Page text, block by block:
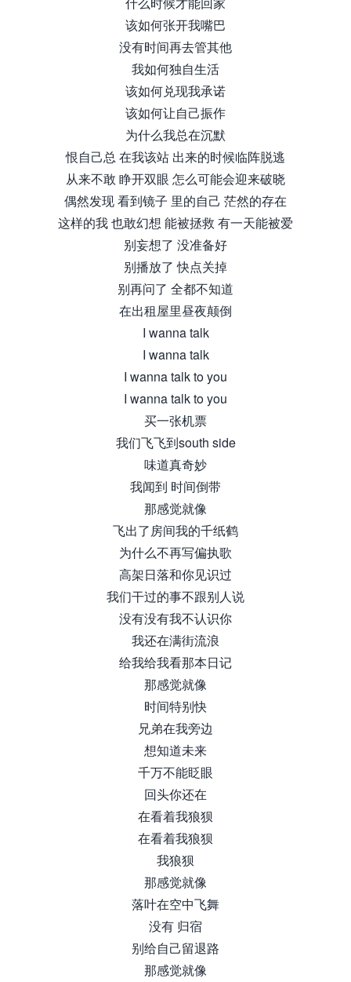
该如何张开我嘴巴
没有时间再去管其他
我如何独自生活
该如何兑现我承诺
该如何让自己振作
为什么我总在沉默
恨自己总 在我该站 出来的时候临阵脱逃
从来不敢 睁开双眼 怎么可能会迎来破晓
偶然发现 看到镜子 里的自己 茫然的存在
这样的我 也敢幻想 能被拯救 有一天能被爱
别妄想了 没准备好
别播放了 快点关掉
别再问了 全都不知道
在出租屋里昼夜颠倒
I wanna talk
I wanna talk
I wanna talk to you
I wanna talk to you
买一张机票
我们飞飞到south side
味道真奇妙
我闻到 时间倒带
那感觉就像
飞出了房间我的千纸鹤
为什么不再写偏执歌
高架日落和你见识过
我们干过的事不跟别人说
没有没有我不认识你
我还在满街流浪
给我给我看那本日记
那感觉就像
时间特别快
兄弟在我旁边
想知道未来
千万不能眨眼
回头你还在
在看着我狼狈
在看着我狼狈
我狼狈
那感觉就像
落叶在空中飞舞
没有 归宿
别给自己留退路
那感觉就像